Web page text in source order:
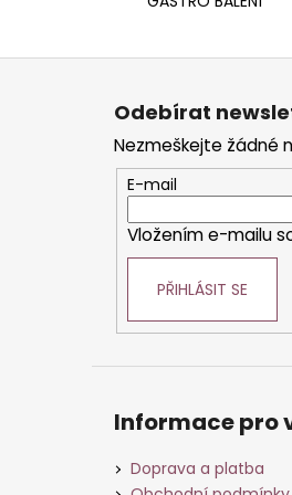
Z
Odebírat
Nezmeškejte žádné
E-mail
Vložením e-mailu
PŘIHLÁSIT SE
Informace pro
Doprava a platba